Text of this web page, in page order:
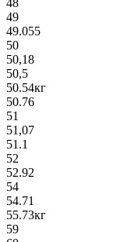
49
49.055
50
50,18
50,5
50.54кг
50.76
51
51,07
51.1
52
52.92
54
54.71
55.73кг
59